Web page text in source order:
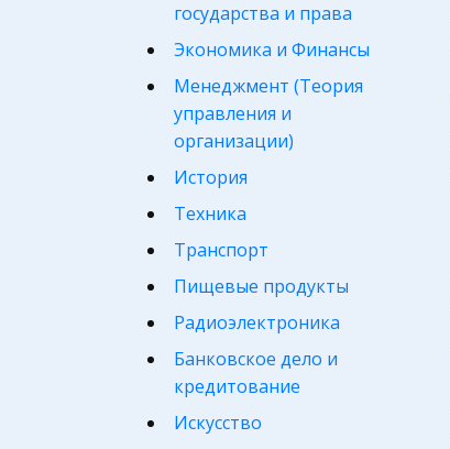
государства и права
Экономика и Финансы
Менеджмент (Теория
управления и
организации)
История
Техника
Транспорт
Пищевые продукты
Радиоэлектроника
Банковское дело и
кредитование
Искусство